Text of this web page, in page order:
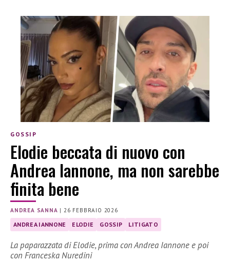
GOSSIP
Elodie beccata di nuovo con
Andrea Iannone, ma non sarebbe
finita bene
ANDREA SANNA |26 FEBBRAIO 2026
ANDREA IANNONE ELODIE GOSSIP LITIGATO
La paparazzata di Elodie, prima con Andrea Iannone e poi
con Franceska Nuredini